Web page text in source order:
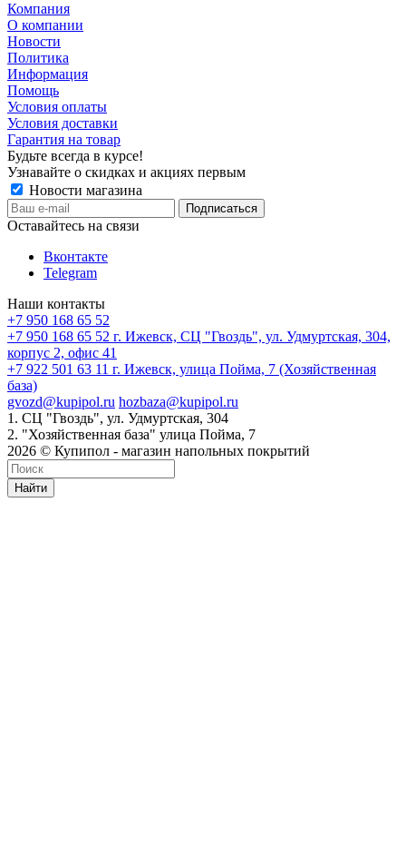
Компания
О компании
Новости
Политика
Информация
Помощь
Условия оплаты
Условия доставки
Гарантия на товар
Будьте всегда в курсе!
Узнавайте о скидках и акциях первым
Новости магазина
Оставайтесь на связи
Вконтакте
Telegram
Наши контакты
+7 950 168 65 52
+7 950 168 65 52 г. Ижевск, СЦ "Гвоздь", ул. Удмуртская, 304,
корпус 2, офис 41
+7 922 501 63 11 г. Ижевск, улица Пойма, 7 (Хозяйственная
база)
gvozd@kupipol.ru hozbaza@kupipol.ru
1. СЦ "Гвоздь", ул. Удмуртская, 304
2. "Хозяйственная база" улица Пойма, 7
2026 © Купипол - магазин напольных покрытий
Найти